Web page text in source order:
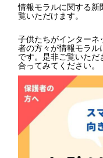
情報モラルに関する新
覧いただけます。
子供たちがインター
者の方々が情報モラ
です。是非ご覧いた
合ってみてください。